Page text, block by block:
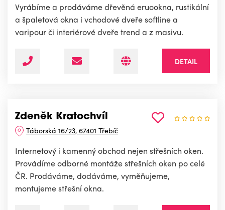
Vyrábíme a prodáváme dřevěná eruookna, rustikální
a špaletová okna i vchodové dveře softline a
varipour či interiérové dveře trend a z masivu.
DETAIL
Zdeněk Kratochvíl
Táborská 16/23, 67401 Třebíč
Internetový i kamenný obchod nejen střešních oken.
Provádíme odborné montáže střešních oken po celé
ČR. Prodáváme, dodáváme, vyměňujeme,
montujeme střešní okna.